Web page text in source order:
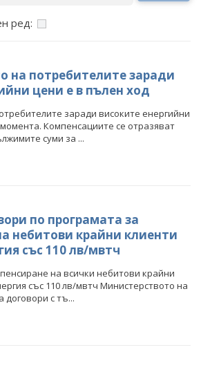
ред:
на потребителите заради
цени e в пълен ход
заради високите енергийни
Компенсациите се отразяват
суми за ...
по програмата за
небитови крайни клиенти
със 110 лв/мвтч
на всички небитови крайни
със 110 лв/мвтч Министерството на
договори с тъ...